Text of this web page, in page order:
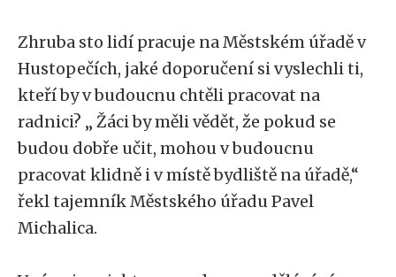
Zhruba sto lidí pracuje na Městském úřadě v
Hustopečích, jaké doporučení si vyslechli ti,
kteří by v budoucnu chtěli pracovat na
radnici? „ Žáci by měli vědět, že pokud se
budou dobře učit, mohou v budoucnu
pracovat klidně i v místě bydliště na úřadě,“
řekl tajemník Městského úřadu Pavel
Michalica.